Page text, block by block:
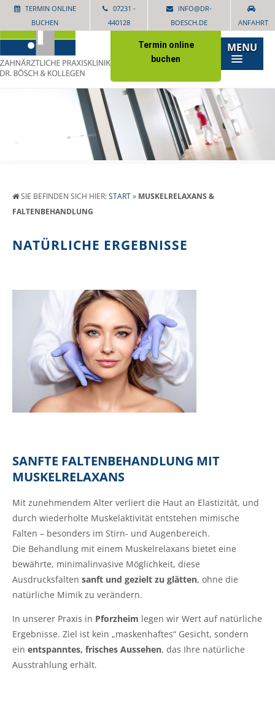
TERMIN ONLINE
BUCHEN
07231 -
440128
INFO@DR-
BOESCH.DE
ANFAHRT
Termin online
buchen
MENU
SIE BEFINDEN SICH HIER:START» MUSKELRELAXANS &
FALTENBEHANDLUNG
NATÜRLICHE ERGEBNISSE
SANFTE FALTENBEHANDLUNG MIT
MUSKELRELAXANS
Mit zunehmendem Alter verliert die Haut an Elastizität, und
durch wiederholte Muskelaktivität entstehen mimische
Falten – besonders im Stirn- und Augenbereich.
Die Behandlung mit einem Muskelrelaxans bietet eine
bewährte, minimalinvasive Möglichkeit, diese
Ausdrucksfalten sanft und gezielt zu glätten, ohne die
natürliche Mimik zu verändern.
In unserer Praxis in Pforzheim legen wir Wert auf natürliche
Ergebnisse. Ziel ist kein „maskenhaftes“ Gesicht, sondern
ein entspanntes, frisches Aussehen, das Ihre natürliche
Ausstrahlung erhält.